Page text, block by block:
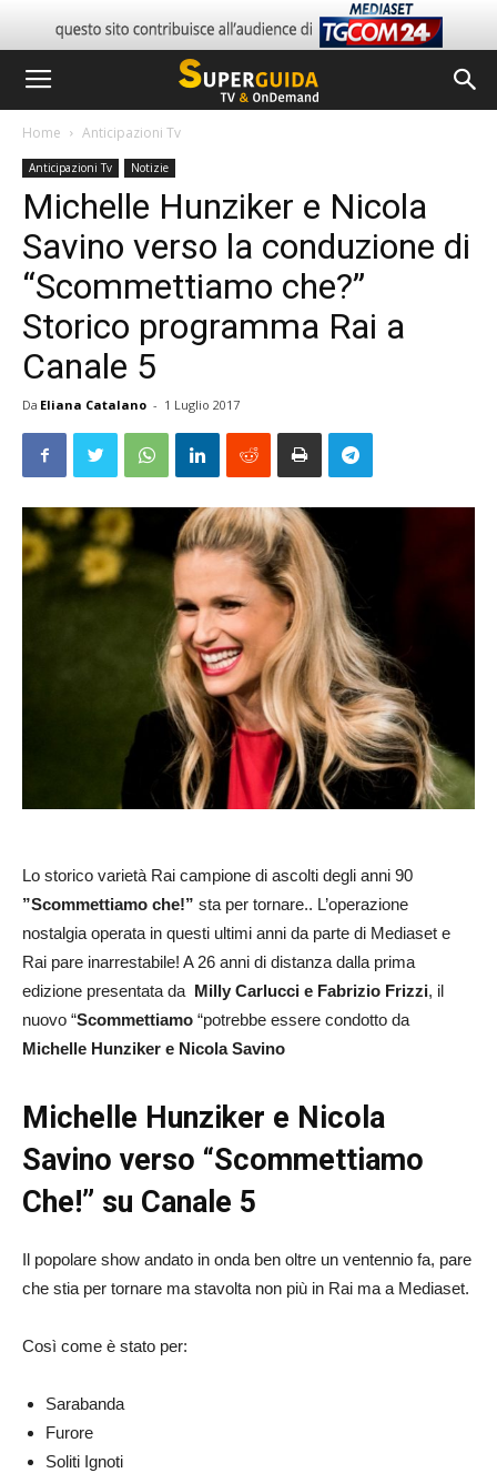
Home Anticipazioni Tv
Anticipazioni Tv Notizie
Michelle Hunziker e Nicola
Savino verso la conduzione di
“Scommettiamo che?”
Storico programma Rai a
Canale 5
Da Eliana Catalano - 1 Luglio 2017
Lo storico varietà Rai campione di ascolti degli anni 90
”Scommettiamo che!” sta per tornare.. L’operazione
nostalgia operata in questi ultimi anni da parte di Mediaset e
Rai pare inarrestabile! A 26 anni di distanza dalla prima
edizione presentata da Milly Carlucci e Fabrizio Frizzi, il
nuovo “Scommettiamo “potrebbe essere condotto da
Michelle Hunziker e Nicola Savino
Michelle Hunziker e Nicola
Savino verso “Scommettiamo
Che!” su Canale 5
Il popolare show andato in onda ben oltre un ventennio fa, pare
che stia per tornare ma stavolta non più in Rai ma a Mediaset.
Così come è stato per:
Sarabanda
Furore
Soliti Ignoti